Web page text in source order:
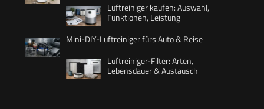
Luftreiniger kaufen: Auswahl,
Funktionen, Leistung
Mini-DIY-Luftreiniger fürs Auto & Reise
Luftreiniger-Filter: Arten,
Lebensdauer & Austausch